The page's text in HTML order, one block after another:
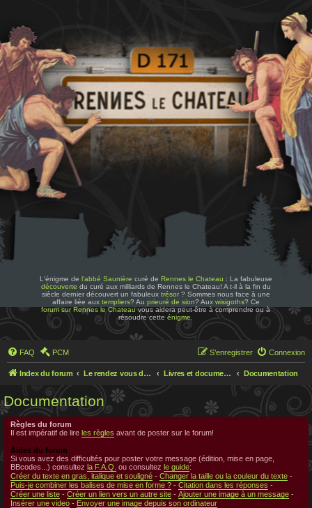
L'énigme de l'abbé Saunière curé de Rennes le Chateau : La fabuleuse
découverte du curé aux milliards de Rennes le Chateau! A t-il à la fin du
siècle dernier découvert un fabuleux trésor? Sommes nous face à une
affaire liée aux templiers? Au prieuré de sion? Aux wisigoths? Ce
forum sur Rennes le Chateauvous aidera peut-être à comprendre ou à
résoudre cetteénigme
FAQ PCM Connexion
S’enregistrer
Index du forum Le rendez vous des chercheurs Livres et documentations sur Rennes le Chateau Documentation
Documentation
Règles du forum
Il est impératif de lire les règles avant de poster sur le forum!
Aides du forum
Si vous avez des difficultés pour poster votre message (édition, mise en page,
BBcodes...) consultez la F.A.Q. ou consultez le guide:
Créer du texte en gras, italique et souligné - Changer la taille ou la couleur du texte -
Puis-je combiner les balises de mise en forme ? - Citation dans les réponses -
Créer une liste - Créer un lien vers un autre site - Ajouter une image à un message -
Insérer une video - Envoyer une image depuis son ordinateur